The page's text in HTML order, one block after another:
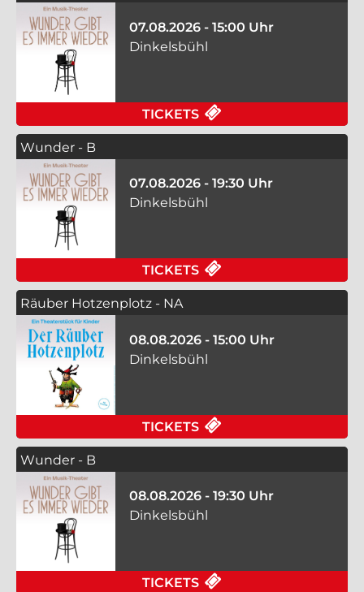
07.08.2026 - 15:00 Uhr
Dinkelsbühl
TICKETS
Wunder - B
07.08.2026 - 19:30 Uhr
Dinkelsbühl
TICKETS
Räuber Hotzenplotz - NA
08.08.2026 - 15:00 Uhr
Dinkelsbühl
TICKETS
Wunder - B
08.08.2026 - 19:30 Uhr
Dinkelsbühl
TICKETS